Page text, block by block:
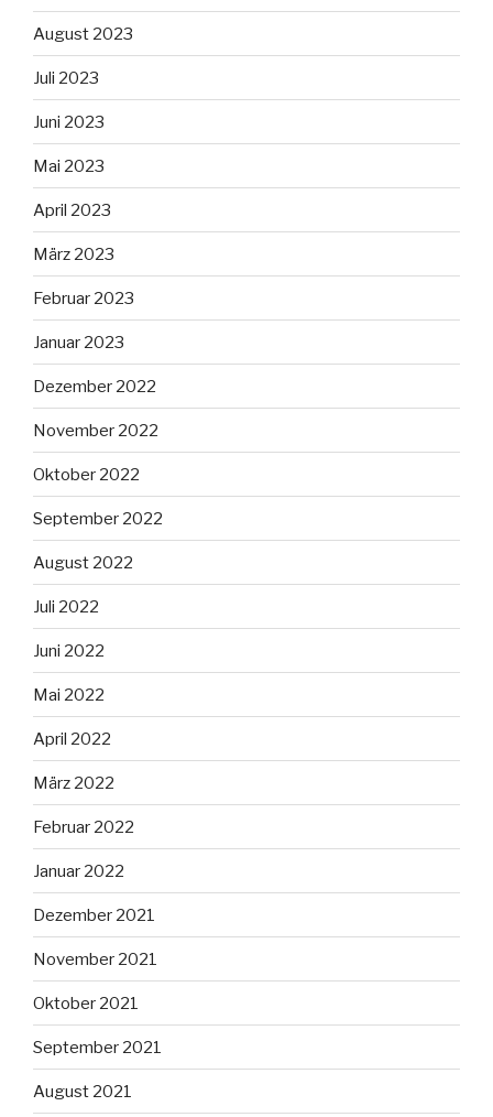
August 2023
Juli 2023
Juni 2023
Mai 2023
April 2023
März 2023
Februar 2023
Januar 2023
Dezember 2022
November 2022
Oktober 2022
September 2022
August 2022
Juli 2022
Juni 2022
Mai 2022
April 2022
März 2022
Februar 2022
Januar 2022
Dezember 2021
November 2021
Oktober 2021
September 2021
August 2021